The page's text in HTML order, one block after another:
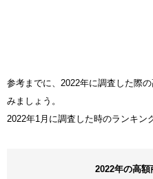
参考までに、2022年に調査した際
みましょう。
2022年1月に調査した時のランキン
2022年の高